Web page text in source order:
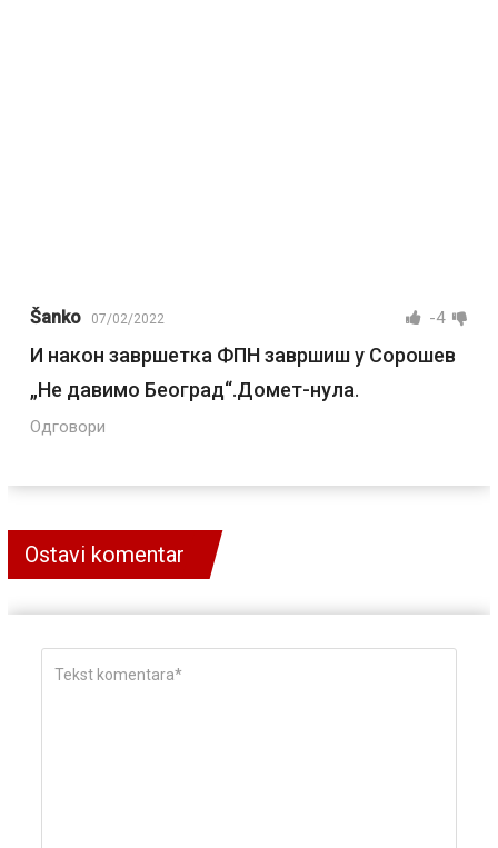
Šanko 07/02/2022 -4
И након завршетка ФПН завршиш у Сорошев
„Не давимо Београд“.Домет-нула.
Одговори
Ostavi komentar